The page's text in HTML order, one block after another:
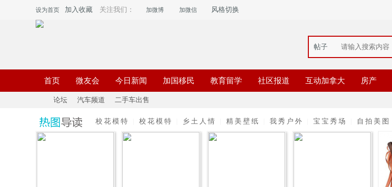
设为首页 加入收藏 关注我们： 加微博 加微信 风格切换
帖子
首页 微友会 今日新闻 加国移民 教育留学 社区报道 互动加拿大 房产
《»
论坛 汽车频道 二手车出售
校花模特 校花模特 乡土人情 精美壁纸 我秀户外 宝宝秀场 自拍美图